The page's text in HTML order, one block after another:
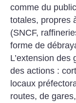
comme du
totales, propres
(SNCF,
forme de
L’extension
des actions :
locaux
routes, de